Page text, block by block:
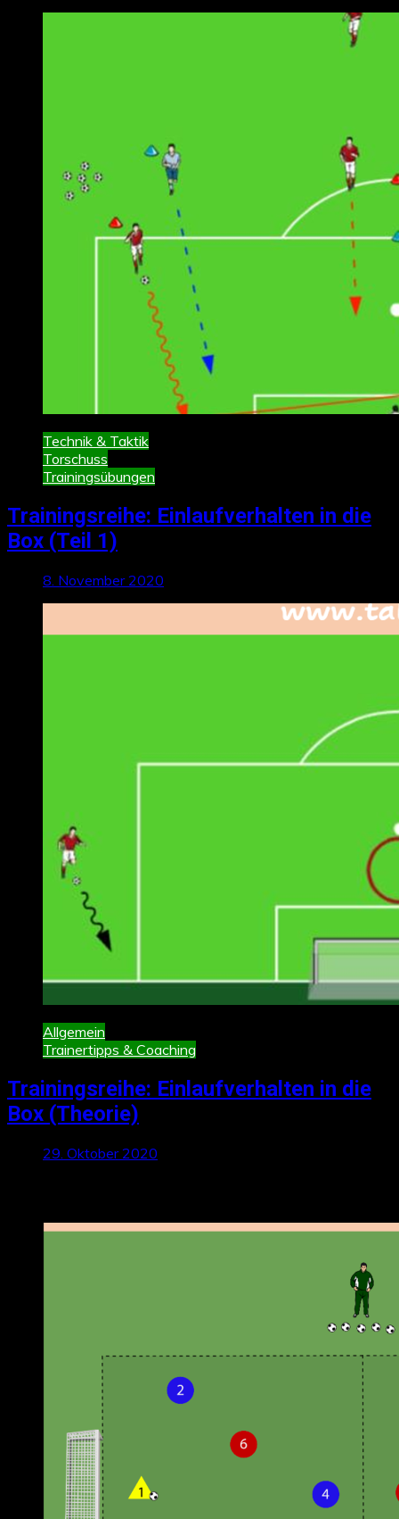
Technik & Taktik
Torschuss
Trainingsübungen
Trainingsreihe: Einlaufverhalten in die
Box (Teil 1)
8. November 2020
Allgemein
Trainertipps & Coaching
Trainingsreihe: Einlaufverhalten in die
Box (Theorie)
29. Oktober 2020